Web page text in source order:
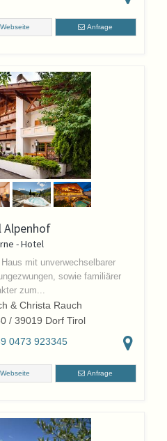
Webseite Anfrage
Alpenhof
- Hotel
mit unverwechselbarer
sowie familiärer
zum...
& Christa Rauch
/ 39019 Dorf Tirol
0473 923345
Webseite Anfrage